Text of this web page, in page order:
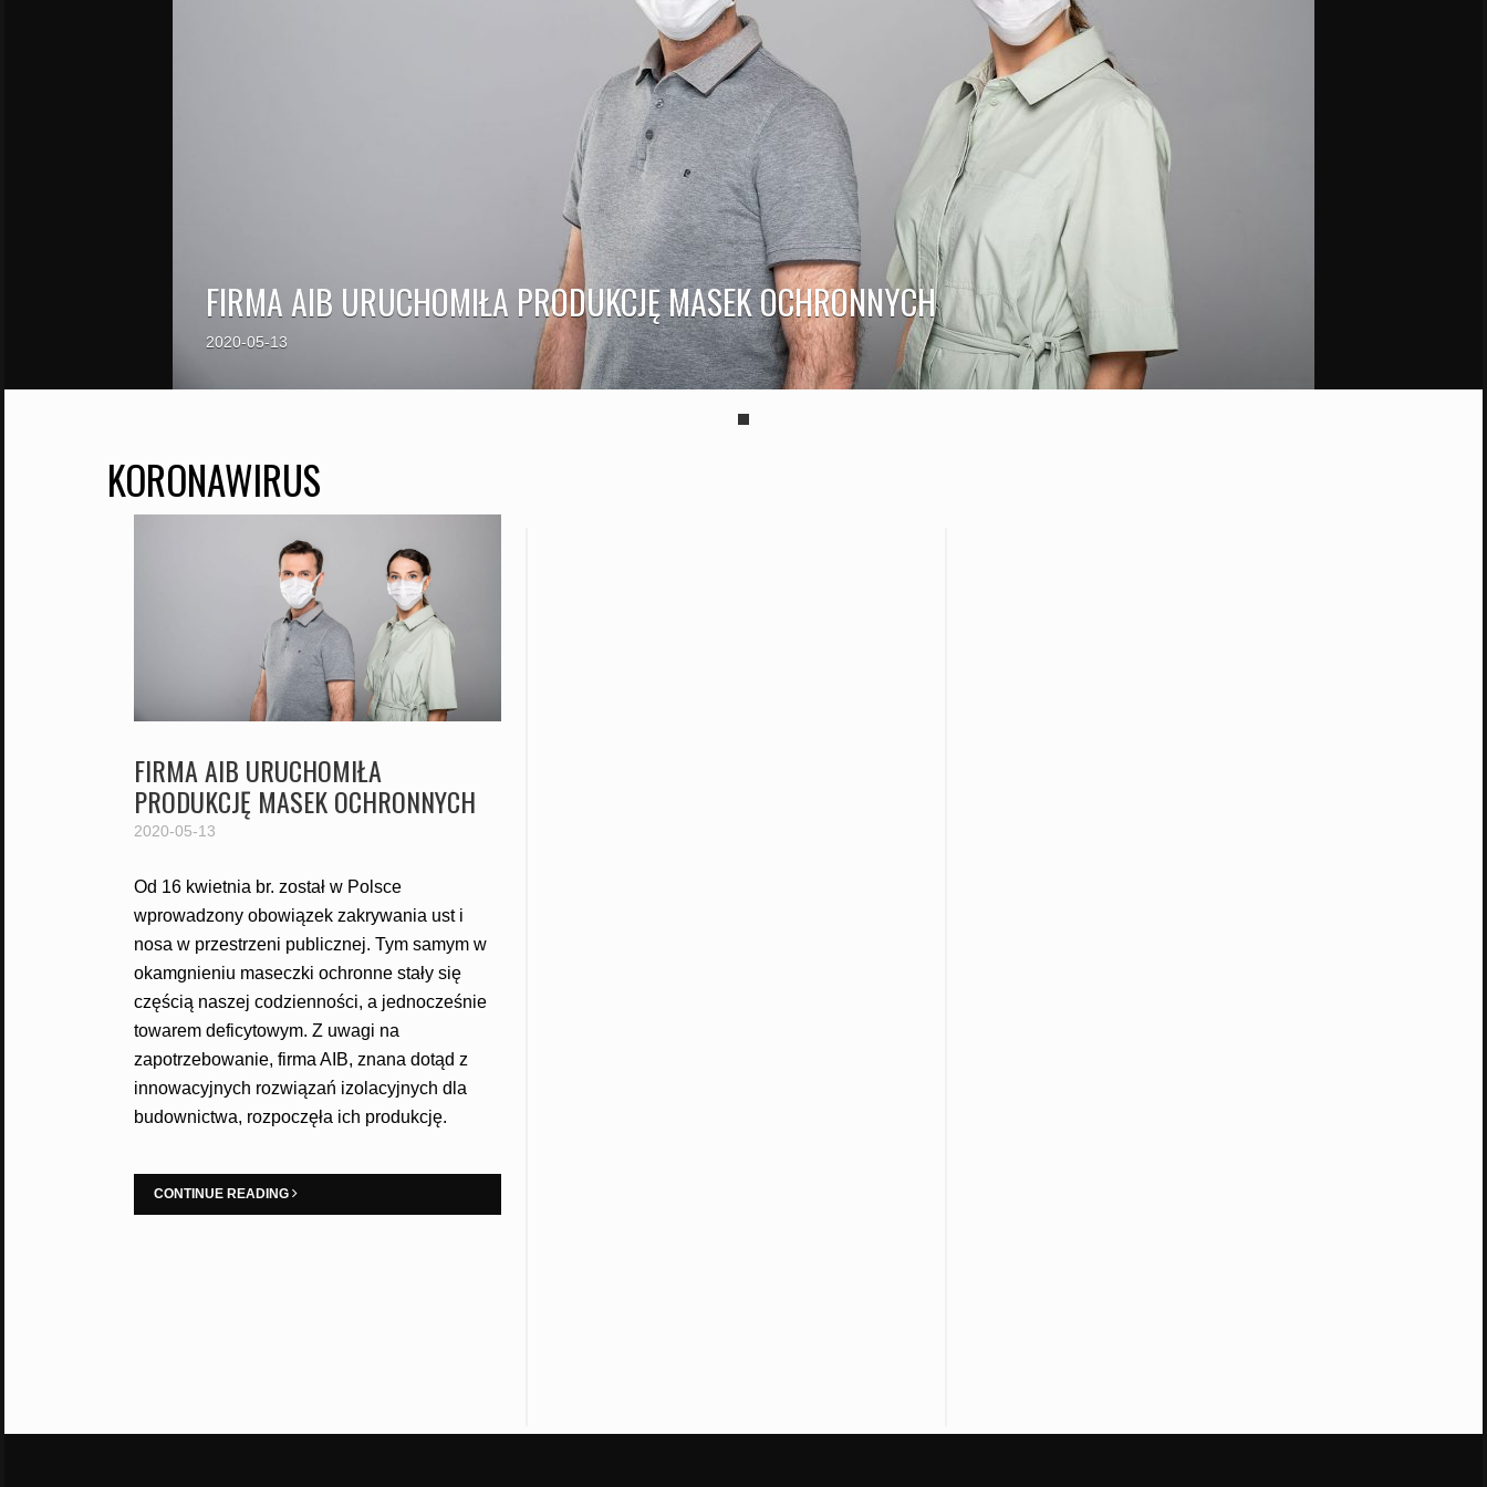
FIRMA AIB URUCHOMIŁA PRODUKCJĘ MASEK OCHRONNYCH
2020-05-13
KORONAWIRUS
FIRMA AIB URUCHOMIŁA
PRODUKCJĘ MASEK OCHRONNYCH
2020-05-13
Od 16 kwietnia br. został w Polsce
wprowadzony obowiązek zakrywania ust i
nosa w przestrzeni publicznej. Tym samym w
okamgnieniu maseczki ochronne stały się
częścią naszej codzienności, a jednocześnie
towarem deficytowym. Z uwagi na
zapotrzebowanie, firma AIB, znana dotąd z
innowacyjnych rozwiązań izolacyjnych dla
budownictwa, rozpoczęła ich produkcję.
CONTINUE READING